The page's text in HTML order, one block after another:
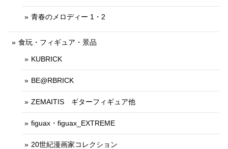
青春のメロディー 1・2
食玩・フィギュア・景品
KUBRICK
BE@RBRICK
ZEMAITIS ギターフィギュア他
figuax・figuax_EXTREME
20世紀漫画家コレクション